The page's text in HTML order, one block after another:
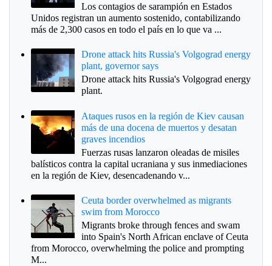
Los contagios de sarampión en Estados
Unidos registran un aumento sostenido, contabilizando
más de 2,300 casos en todo el país en lo que va ...
Drone attack hits Russia's Volgograd energy
plant, governor says
Drone attack hits Russia's Volgograd energy
plant.
Ataques rusos en la región de Kiev causan
más de una docena de muertos y desatan
graves incendios
Fuerzas rusas lanzaron oleadas de misiles
balísticos contra la capital ucraniana y sus inmediaciones
en la región de Kiev, desencadenando v...
Ceuta border overwhelmed as migrants
swim from Morocco
Migrants broke through fences and swam
into Spain's North African enclave of Ceuta
from Morocco, overwhelming the police and prompting
M...